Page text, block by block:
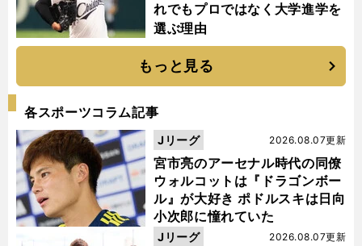
れでもプロではなく大学進学を
選ぶ理由
もっと見る
各スポーツコラム記事
宮市亮のアーセナル時代の同僚
ウォルコットは『ドラゴンボー
ル』が大好き ポドルスキは日向
小次郎に憧れていた
2026.08.07更新
Jリーグ
2026.08.07更新
Jリーグ